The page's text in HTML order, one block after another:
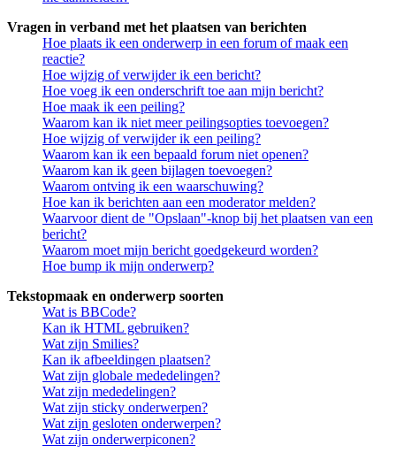
Vragen in verband met het plaatsen van berichten
Hoe plaats ik een onderwerp in een forum of maak een
reactie?
Hoe wijzig of verwijder ik een bericht?
Hoe voeg ik een onderschrift toe aan mijn bericht?
Hoe maak ik een peiling?
Waarom kan ik niet meer peilingsopties toevoegen?
Hoe wijzig of verwijder ik een peiling?
Waarom kan ik een bepaald forum niet openen?
Waarom kan ik geen bijlagen toevoegen?
Waarom ontving ik een waarschuwing?
Hoe kan ik berichten aan een moderator melden?
Waarvoor dient de "Opslaan"-knop bij het plaatsen van een
bericht?
Waarom moet mijn bericht goedgekeurd worden?
Hoe bump ik mijn onderwerp?
Tekstopmaak en onderwerp soorten
Wat is BBCode?
Kan ik HTML gebruiken?
Wat zijn Smilies?
Kan ik afbeeldingen plaatsen?
Wat zijn globale mededelingen?
Wat zijn mededelingen?
Wat zijn sticky onderwerpen?
Wat zijn gesloten onderwerpen?
Wat zijn onderwerpiconen?